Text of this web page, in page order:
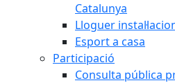
Catalunya
Lloguer
Esport a casa
Participació
Consulta pública